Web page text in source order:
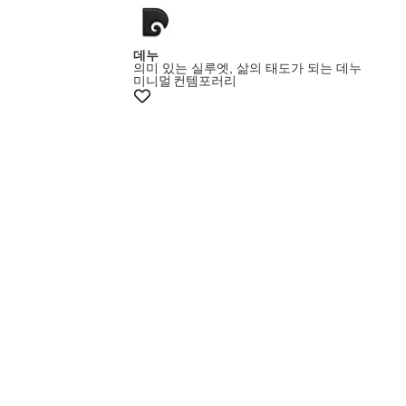
데누
의미 있는 실루엣, 삶의 태도가 되는 데누
미니멀 컨템포러리